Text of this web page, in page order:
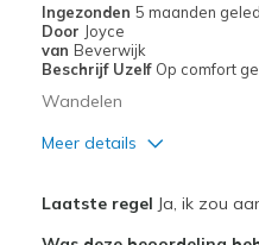
Ingezonden 5 maanden
Door Joyce
van Beverwijk
Beschrijf Uzelf Op comfort
Wandelen
Meer details
Laatste regel Ja, ik zou